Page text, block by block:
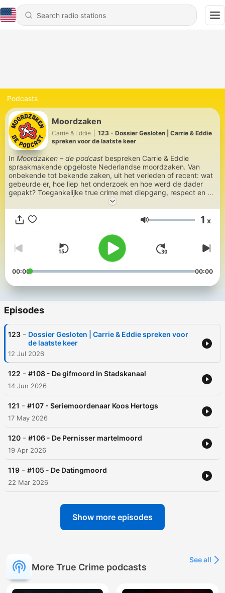
Podcasts
Moordzaken
Carrie & Eddie
123 - Dossier Gesloten | Carrie & Eddie
spreken voor de laatste keer
In Moordzaken – de podcast bespreken Carrie & Eddie
spraakmakende opgeloste Nederlandse moordzaken. Van
onbekende tot bekende zaken, uit het verleden of recent: wat
gebeurde er, hoe liep het onderzoek en hoe werd de dader
gepakt? Toegankelijke true crime met diepgang, respect en af
en toe een vleugje humor. Wie denk jij dat het gedaan heeft?
Volume 1 x
00:00 00:00
Episodes
123 - Dossier Gesloten | Carrie & Eddie spreken voor
de laatste keer
12 Jul 2026
122 - #108 - De gifmoord in Stadskanaal
14 Jun 2026
121 - #107 - Seriemoordenaar Koos Hertogs
17 May 2026
120 - #106 - De Pernisser martelmoord
19 Apr 2026
119 - #105 - De Datingmoord
22 Mar 2026
Show more episodes
More True Crime podcasts
See all